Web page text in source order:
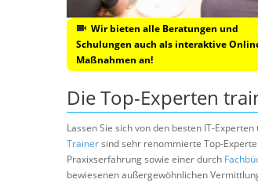
Wir bieten alle Beratungen und
Schulungen auch als interaktive
Maßnahmen an!
Die Top-Experten
Lassen Sie sich von den besten IT-
Trainersind sehr renommierte Top-
Praxixserfahrung sowie einer durch
bewiesenen außergewöhnlichen